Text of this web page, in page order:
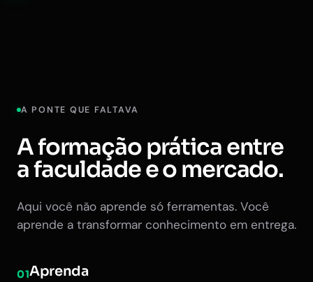
A PONTE QUE FALTAVA
A formação prática entre
a faculdade e o mercado.
Aqui você não aprende só ferramentas. Você
aprende a transformar conhecimento em entrega.
01Aprenda